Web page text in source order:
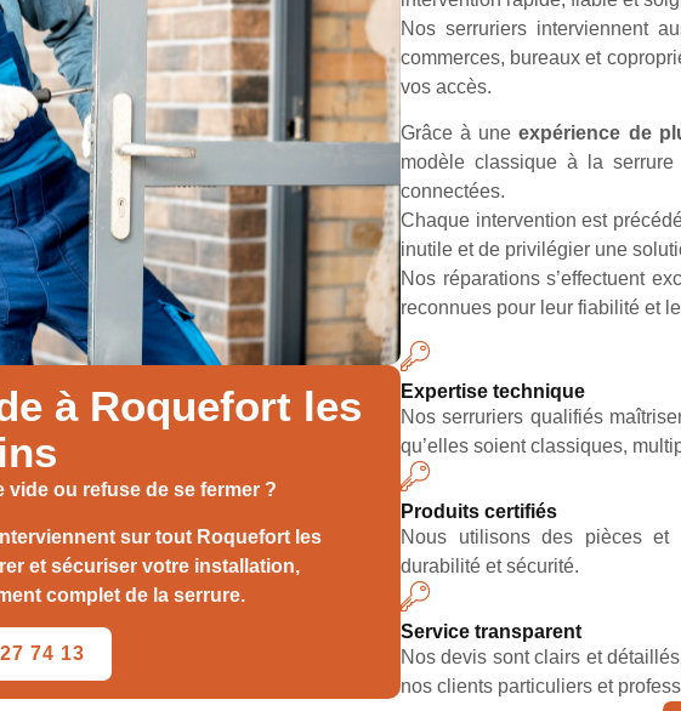
à Roquefort les
ou refuse de se fermer ?
sur tout Roquefort les
et sécuriser votre installation,
complet de la serrure.
74 13
Nos serruriers interviennent
commerces, bureaux et
vos accès.
Grâce à uneexpérience de
modèle classique à la serrure
connectées.
Chaque intervention est
inutile et de privilégier une
Nos réparations s’effectuent
reconnues pour leur fiabilité et
Expertise technique
Nos serruriers qualifiés
qu’elles soient classiques,
Produits certifiés
Nous utilisons des pièces et
durabilité et sécurité.
Service transparent
Nos devis sont clairs et
nos clients particuliers et